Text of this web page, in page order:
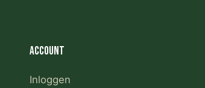
Account
Inloggen